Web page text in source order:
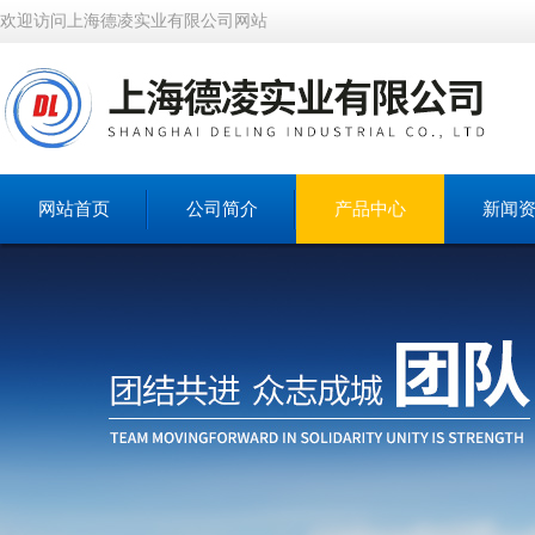
欢迎访问上海德凌实业有限公司网站
网站首页 公司简介 产品中心 新闻